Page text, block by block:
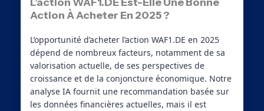
Action À Acheter En 2025 ?
L’opportunité d’acheter l’action WAF1.DE en 2025
dépend de nombreux facteurs, notamment de sa
valorisation actuelle, de ses perspectives de
croissance et de la conjoncture économique. Notre
analyse IA fournit une recommandation basée sur
les données financières actuelles, mais il est